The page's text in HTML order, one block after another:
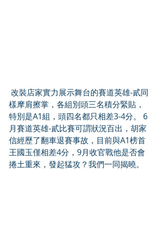
樣摩肩擦掌，各組別頭三名積分緊貼，
特別是A1組，頭四名都只相差3-4分。 6
月賽道英雄-貳比賽可謂狀況百出，胡家
信經歷了翻車退賽事故，目前與A1榜首
王國玉僅相差4分，9月收官戰他是否會
捲土重來，發起猛攻？我們一同揭曉。